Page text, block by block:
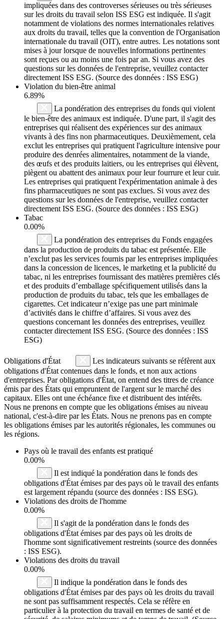
impliquées dans des controverses sérieuses ou très sérieuses
sur les droits du travail selon ISS ESG est indiquée. Il s'agit
notamment de violations des normes internationales relatives
aux droits du travail, telles que la convention de l'Organisation
internationale du travail (OIT), entre autres. Les notations sont
mises à jour lorsque de nouvelles informations pertinentes
sont reçues ou au moins une fois par an. Si vous avez des
questions sur les données de l'entreprise, veuillez contacter
directement ISS ESG. (Source des données : ISS ESG)
Violation du bien-être animal
6.89%
La pondération des entreprises du fonds qui violent
le bien-être des animaux est indiquée. D'une part, il s'agit des
entreprises qui réalisent des expériences sur des animaux
vivants à des fins non pharmaceutiques. Deuxièmement, cela
exclut les entreprises qui pratiquent l'agriculture intensive pour
produire des denrées alimentaires, notamment de la viande,
des œufs et des produits laitiers, ou les entreprises qui élèvent,
piègent ou abattent des animaux pour leur fourrure et leur cuir.
Les entreprises qui pratiquent l'expérimentation animale à des
fins pharmaceutiques ne sont pas exclues. Si vous avez des
questions sur les données de l'entreprise, veuillez contacter
directement ISS ESG. (Source des données : ISS ESG)
Tabac
0.00%
La pondération des entreprises du Fonds engagées
dans la production de produits du tabac est présentée. Elle
n’exclut pas les services fournis par les entreprises impliquées
dans la concession de licences, le marketing et la publicité du
tabac, ni les entreprises fournissant des matières premières clés
et des produits d’emballage spécifiquement utilisés dans la
production de produits du tabac, tels que les emballages de
cigarettes. Cet indicateur n’exige pas une part minimale
d’activités dans le chiffre d’affaires. Si vous avez des
questions concernant les données des entreprises, veuillez
contacter directement ISS ESG. (Source des données : ISS
ESG)
Obligations d'État
Les indicateurs suivants se réfèrent aux
obligations d'État contenues dans le fonds, et non aux actions
d'entreprises. Par obligations d'État, on entend des titres de créance
émis par des États qui empruntent de l'argent sur le marché des
capitaux. Elles ont une échéance fixe et distribuent des intérêts.
Nous ne prenons en compte que les obligations émises au niveau
national, c'est-à-dire par les États. Nous ne prenons pas en compte
les obligations émises par les autorités régionales, les communes ou
les régions.
Pays où le travail des enfants est pratiqué
0.00%
Il est indiqué la pondération dans le fonds des
obligations d'État émises par des pays où le travail des enfants
est largement répandu (source des données : ISS ESG).
Violations des droits de l'homme
0.00%
Il s'agit de la pondération dans le fonds des
obligations d'État émises par des pays où les droits de
l'homme sont significativement restreints (source des données
: ISS ESG).
Violations des droits du travail
0.00%
Il indique la pondération dans le fonds des
obligations d'État émises par des pays où les droits du travail
ne sont pas suffisamment respectés. Cela se réfère en
particulier à la protection du travail en termes de santé et de